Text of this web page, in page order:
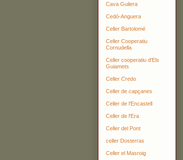
Cava Guilera
Cedó-Anguera
Celler Bartolomé
Celler Cooperatiu
Cornudella
Celler cooperatiu d'Els
Guiamets
Celler Credo
Celler de capçanes
Celler de l'Encastell
Celler de l'Era
Celler del Pont
celler Dosterras
Celler el Masroig